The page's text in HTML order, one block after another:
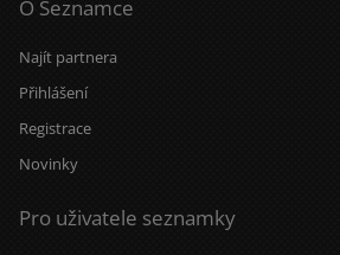
O Seznamce
Najít partnera
Přihlášení
Registrace
Novinky
Pro uživatele seznamky